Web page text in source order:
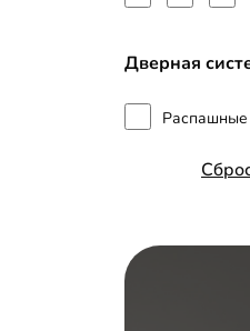
Дверная
Распашные